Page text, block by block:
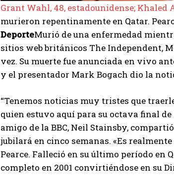
Grant Wahl, 48, estadounidense; Khaled
murieron repentinamente en Qatar.
DeporteMurió de una enfermedad
sitios web británicos The Independent,
vez. Su muerte fue anunciada en vivo
y el presentador Mark Bogach dio la
“Tenemos noticias muy tristes que
quien estuvo aquí para su octava final
amigo de la BBC, Neil Stainsby,
jubilará en cinco semanas. «Es
Pearce. Falleció en su último período en
completo en 2001 convirtiéndose en su